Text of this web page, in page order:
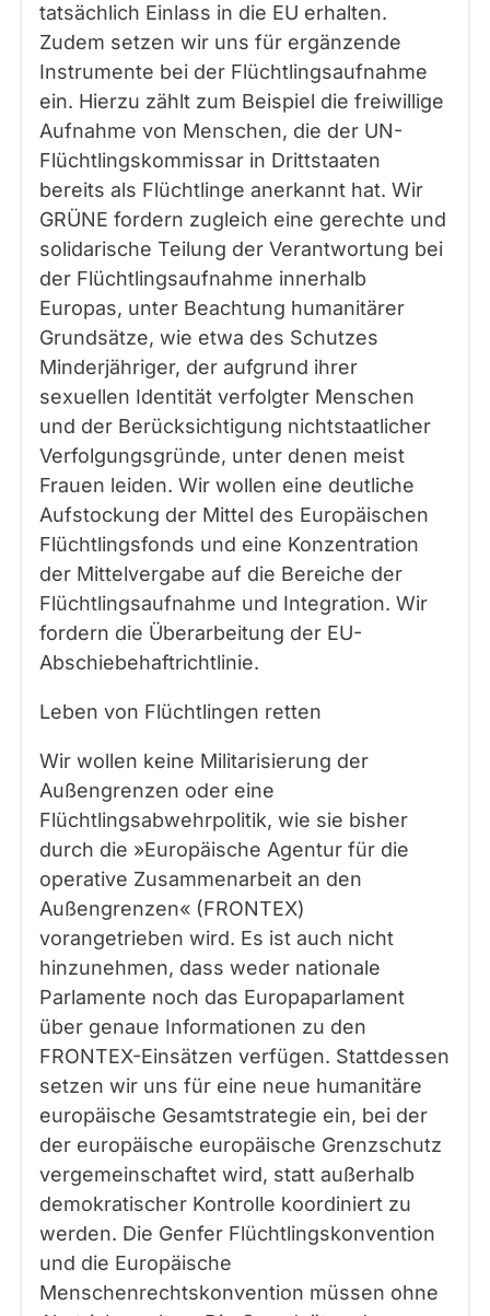
tatsächlich Einlass in die EU erhalten.
Zudem setzen wir uns für ergänzende
Instrumente bei der Flüchtlingsaufnahme
ein. Hierzu zählt zum Beispiel die freiwillige
Aufnahme von Menschen, die der UN-
Flüchtlingskommissar in Drittstaaten
bereits als Flüchtlinge anerkannt hat. Wir
GRÜNE fordern zugleich eine gerechte und
solidarische Teilung der Verantwortung bei
der Flüchtlingsaufnahme innerhalb
Europas, unter Beachtung humanitärer
Grundsätze, wie etwa des Schutzes
Minderjähriger, der aufgrund ihrer
sexuellen Identität verfolgter Menschen
und der Berücksichtigung nichtstaatlicher
Verfolgungsgründe, unter denen meist
Frauen leiden. Wir wollen eine deutliche
Aufstockung der Mittel des Europäischen
Flüchtlingsfonds und eine Konzentration
der Mittelvergabe auf die Bereiche der
Flüchtlingsaufnahme und Integration. Wir
fordern die Überarbeitung der EU-
Abschiebehaftrichtlinie.
Leben von Flüchtlingen retten
Wir wollen keine Militarisierung der
Außengrenzen oder eine
Flüchtlingsabwehrpolitik, wie sie bisher
durch die »Europäische Agentur für die
operative Zusammenarbeit an den
Außengrenzen« (FRONTEX)
vorangetrieben wird. Es ist auch nicht
hinzunehmen, dass weder nationale
Parlamente noch das Europaparlament
über genaue Informationen zu den
FRONTEX-Einsätzen verfügen. Stattdessen
setzen wir uns für eine neue humanitäre
europäische Gesamtstrategie ein, bei der
der europäische europäische Grenzschutz
vergemeinschaftet wird, statt außerhalb
demokratischer Kontrolle koordiniert zu
werden. Die Genfer Flüchtlingskonvention
und die Europäische
Menschenrechtskonvention müssen ohne